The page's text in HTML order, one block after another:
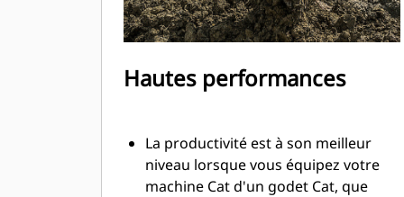
Hautes performances
La productivité est à son meilleur
niveau lorsque vous équipez votre
machine Cat d'un godet Cat, que